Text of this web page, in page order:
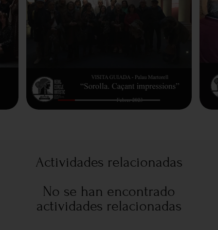
Actividades relacionadas
No se han encontrado
actividades relacionadas